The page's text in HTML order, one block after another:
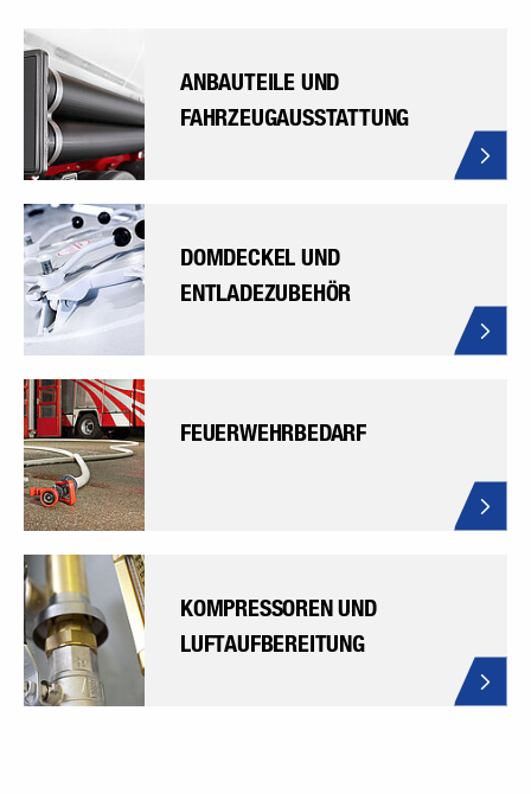
ANBAUTEILE UND
FAHRZEUGAUSSTATTUNG
DOMDECKEL UND
ENTLADEZUBEHÖR
FEUERWEHRBEDARF
KOMPRESSOREN UND
LUFTAUFBEREITUNG